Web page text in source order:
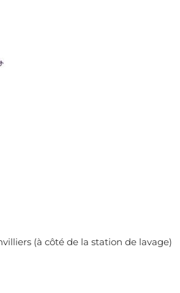
(à côté de la station de lavage)